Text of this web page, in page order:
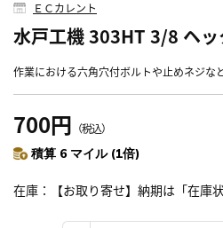
ＥＣカレント
水戸工機 303HT 3/8 ヘ
作業における六角穴付ボルトや止めネジな
700円 （税込）
積算 6 マイル (1倍)
在庫 【お取り寄せ】納期は「在庫